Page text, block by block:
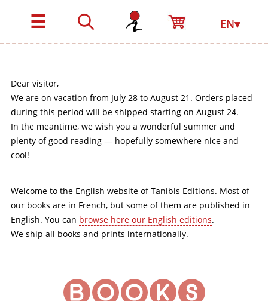
☰ EN▾
Dear visitor,
We are on vacation from July 28 to August 21. Orders placed
during this period will be shipped starting on August 24.
In the meantime, we wish you a wonderful summer and
plenty of good reading — hopefully somewhere nice and
cool!
Welcome to the English website of Tanibis Editions. Most of
our books are in French, but some of them are published in
English. You can browse here our English editions.
We ship all books and prints internationally.